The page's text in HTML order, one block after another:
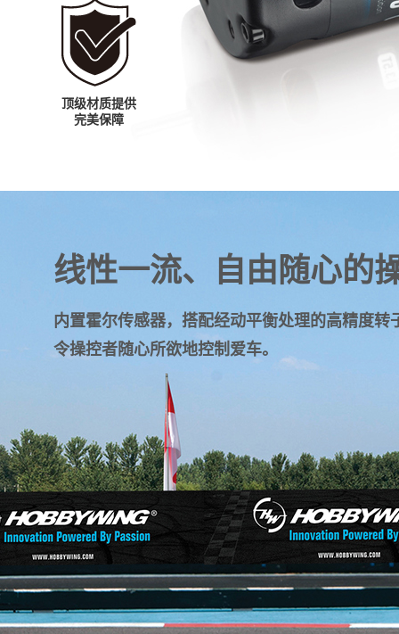
顶级材质提供
完美保障
线性一流、自由随心的
内置霍尔传感器，搭配经动平衡处理的高精度
令操控者随心所欲地控制爱车。